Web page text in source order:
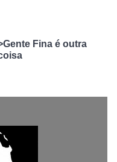
Fina é outra